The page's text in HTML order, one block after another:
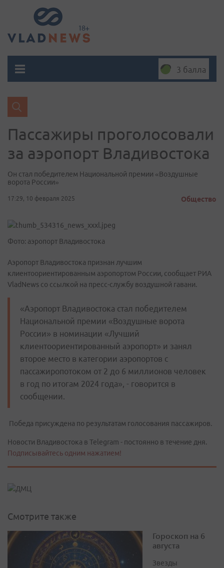
3 балла
Пассажиры проголосовали
за аэропорт Владивостока
Он стал победителем Национальной премии «Воздушные
ворота России»
17:29, 10 февраля 2025 Общество
Фото: аэропорт Владивостока
Аэропорт Владивостока признан лучшим
клиентоориентированным аэропортом России, сообщает РИА
VladNews со ссылкой на пресс-службу воздушной гавани.
«Аэропорт Владивостока стал победителем
Национальной премии «Воздушные ворота
России» в номинации «Лучший
клиентоориентированный аэропорт» и занял
второе место в категории аэропортов с
пассажиропотоком от 2 до 6 миллионов человек
в год по итогам 2024 года», - говорится в
сообщении.
Победа присуждена по результатам голосования пассажиров.
Новости Владивостока в Telegram - постоянно в течение дня.
Подписывайтесь одним нажатием!
Смотрите также
Гороскоп на 6
августа
Звезды